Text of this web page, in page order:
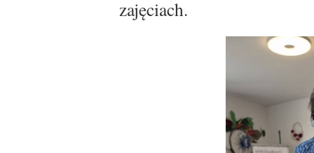
zajęciach.